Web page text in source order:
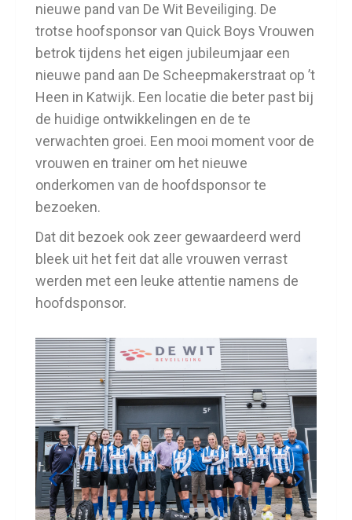
nieuwe pand van De Wit Beveiliging. De
trotse hoofsponsor van Quick Boys Vrouwen
betrok tijdens het eigen jubileumjaar een
nieuwe pand aan De Scheepmakerstraat op ’t
Heen in Katwijk. Een locatie die beter past bij
de huidige ontwikkelingen en de te
verwachten groei. Een mooi moment voor de
vrouwen en trainer om het nieuwe
onderkomen van de hoofdsponsor te
bezoeken.
Dat dit bezoek ook zeer gewaardeerd werd
bleek uit het feit dat alle vrouwen verrast
werden met een leuke attentie namens de
hoofdsponsor.